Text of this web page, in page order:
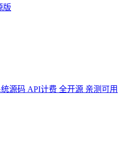
版
源码 API计费 全开源 亲测可用